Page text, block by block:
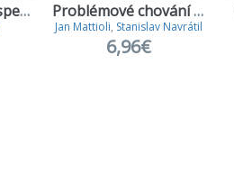
Muzikoterapie a specifické poruchy učení Problémové chování dětí a mládeže
Jan Mattioli, Stanislav Navrátil
6,96€